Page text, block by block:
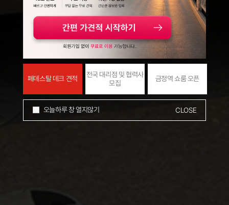
페데스탈 데크 견적
전국 대리점 및 협력사
모집
금정역 쇼룸 오픈
오늘하루 창 열지않기 CLOSE